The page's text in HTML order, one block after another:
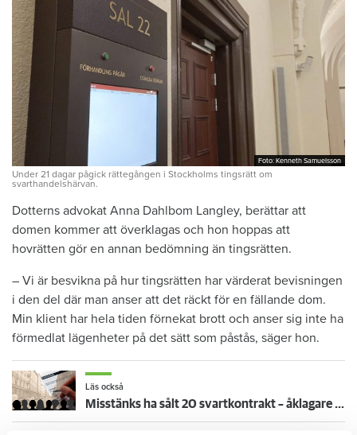
Foto: Kenneth Samuelsson
Foto: Kenneth Samuelsson
Under 21 dagar pågick rättegången i Stockholms tingsrätt om
svarthandelshärvan.
Dotterns advokat Anna Dahlbom Langley, berättar att
domen kommer att överklagas och hon hoppas att
hovrätten gör en annan bedömning än tingsrätten.
– Vi är besvikna på hur tingsrätten har värderat bevisningen
i den del där man anser att det räckt för en fällande dom.
Min klient har hela tiden förnekat brott och anser sig inte ha
förmedlat lägenheter på det sätt som påstås, säger hon.
Läs också
Misstänks ha sålt 20 svartkontrakt – åklagare kräver fängelse för mamma och dotter